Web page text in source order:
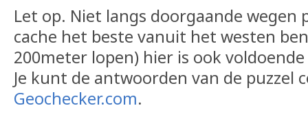
Let op. Niet langs doorgaande wegen
cache het beste vanuit het westen
200meter lopen) hier is ook
Je kunt de antwoorden van de puzzel
Geochecker.com.